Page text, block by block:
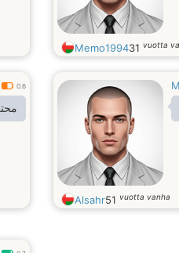
Memo199431 vuotta
0.6
Alsahr51 vuotta vanha